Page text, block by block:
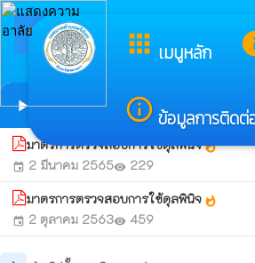
apps เมนูหลัก
info_outline ข้อมูลการติดต่
arrow_back_ios กลับเมนูหลัก
play_arrowมาตรการตรวจสอบการใช้ดุลย
มาตรการตรวจสอบการใช้ดุลพินิจwhatshot
event 2 มีนาคม 2565visibility 229
มาตรการตรวจสอบการใช้ดุลพินิจ whatshot
event 2 ตุลาคม 2563visibility 459